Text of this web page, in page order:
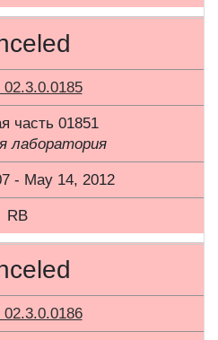
02.3.0.0185
часть 01851
лаборатория
- May 14, 2012
RB
02.3.0.0186